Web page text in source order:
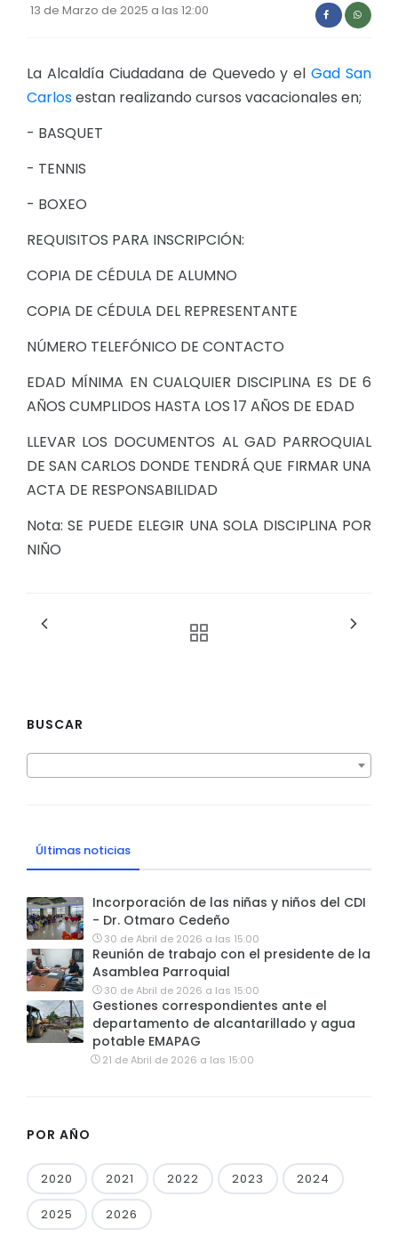
13 de Marzo de 2025 a las 12:00
La Alcaldía Ciudadana de Quevedo y elGad San
Carlosestan realizando cursos vacacionales en;
- BASQUET
- TENNIS
️- BOXEO
REQUISITOS PARA INSCRIPCIÓN:
COPIA DE CÉDULA DE ALUMNO
COPIA DE CÉDULA DEL REPRESENTANTE
NÚMERO TELEFÓNICO DE CONTACTO
EDAD MÍNIMA EN CUALQUIER DISCIPLINA ES DE 6
AÑOS CUMPLIDOS HASTA LOS 17 AÑOS DE EDAD
LLEVAR LOS DOCUMENTOS AL GAD PARROQUIAL
DE SAN CARLOS DONDE TENDRÁ QUE FIRMAR UNA
ACTA DE RESPONSABILIDAD
Nota: SE PUEDE ELEGIR UNA SOLA DISCIPLINA POR
NIÑO
BUSCAR
Últimas noticias
Incorporación de las niñas y niños del CDI
- Dr. Otmaro Cedeño
30 de Abril de 2026 a las 15:00
Reunión de trabajo con el presidente de la
Asamblea Parroquial
30 de Abril de 2026 a las 15:00
Gestiones correspondientes ante el
departamento de alcantarillado y agua
potable EMAPAG
21 de Abril de 2026 a las 15:00
POR AÑO
2020 2021 2022 2023 2024
2025 2026